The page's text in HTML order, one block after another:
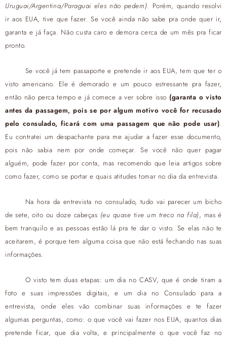
Uruguai/Argentina/Paraguai eles não pedem). Porém, quando resolvi
ir aos EUA, tive que fazer. Se você ainda não sabe pra onde quer ir,
garanta e já faça. Não custa caro e demora cerca de um mês pra ficar
pronto.
Se você já tem passaporte e pretende ir aos EUA, tem que ter o
visto americano. Ele é demorado e um pouco estressante pra fazer,
então não perca tempo e já comece a ver sobre isso (garanta o visto
antes da passagem, pois se por algum motivo você for recusado
pelo consulado, ficará com uma passagem que não pode usar).
Eu contratei um despachante para me ajudar a fazer esse documento,
pois não sabia nem por onde começar. Se você não quer pagar
alguém, pode fazer por conta, mas recomendo que leia artigos sobre
como fazer, como se portar e quais atitudes tomar no dia da entrevista.
Na hora da entrevista no consulado, tudo vai parecer um bicho
de sete, oito ou doze cabeças (eu quase tive um treco na fila), mas é
bem tranquilo e as pessoas estão lá pra te dar o visto. Se elas não te
aceitarem, é porque tem alguma coisa que não está fechando nas suas
informações.
O visto tem duas etapas: um dia no CASV, que é onde tiram a
foto e suas impressões digitais, e um dia no Consulado para a
entrevista, onde eles vão combinar suas informações e te fazer
algumas perguntas, como: o que você vai fazer nos EUA, quantos dias
pretende ficar, que dia volta, e principalmente o que você faz no